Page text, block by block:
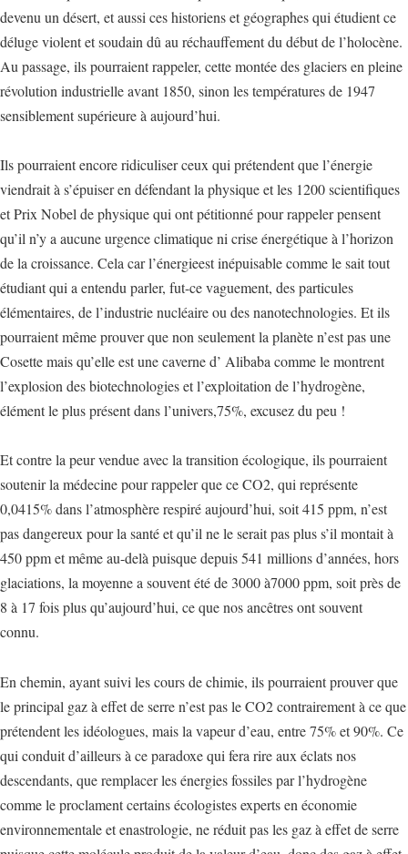
devenu un désert, et aussi ces historiens et géographes qui étudient ce
déluge violent et soudain dû au réchauffement du début de l’holocène.
Au passage, ils pourraient rappeler, cette montée des glaciers en pleine
révolution industrielle avant 1850, sinon les températures de 1947
sensiblement supérieure à aujourd’hui.
Ils pourraient encore ridiculiser ceux qui prétendent que l’énergie
viendrait à s’épuiser en défendant la physique et les 1200 scientifiques
et Prix Nobel de physique qui ont pétitionné pour rappeler pensent
qu’il n’y a aucune urgence climatique ni crise énergétique à l’horizon
de la croissance. Cela car l’énergieest inépuisable comme le sait tout
étudiant qui a entendu parler, fut-ce vaguement, des particules
élémentaires, de l’industrie nucléaire ou des nanotechnologies. Et ils
pourraient même prouver que non seulement la planète n’est pas une
Cosette mais qu’elle est une caverne d’ Alibaba comme le montrent
l’explosion des biotechnologies et l’exploitation de l’hydrogène,
élément le plus présent dans l’univers,75%, excusez du peu !
Et contre la peur vendue avec la transition écologique, ils pourraient
soutenir la médecine pour rappeler que ce CO2, qui représente
0,0415% dans l’atmosphère respiré aujourd’hui, soit 415 ppm, n’est
pas dangereux pour la santé et qu’il ne le serait pas plus s’il montait à
450 ppm et même au-delà puisque depuis 541 millions d’années, hors
glaciations, la moyenne a souvent été de 3000 à7000 ppm, soit près de
8 à 17 fois plus qu’aujourd’hui, ce que nos ancêtres ont souvent
connu.
En chemin, ayant suivi les cours de chimie, ils pourraient prouver que
le principal gaz à effet de serre n’est pas le CO2 contrairement à ce que
prétendent les idéologues, mais la vapeur d’eau, entre 75% et 90%. Ce
qui conduit d’ailleurs à ce paradoxe qui fera rire aux éclats nos
descendants, que remplacer les énergies fossiles par l’hydrogène
comme le proclament certains écologistes experts en économie
environnementale et enastrologie, ne réduit pas les gaz à effet de serre